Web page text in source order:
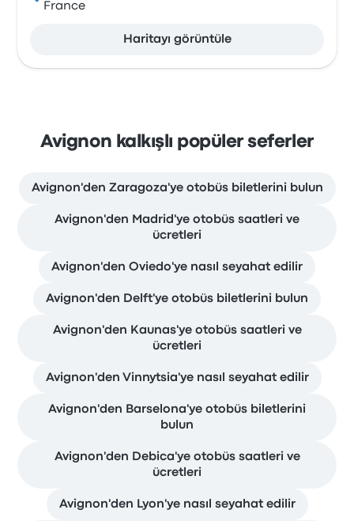
France
Haritayı görüntüle
Avignon kalkışlı popüler seferler
Avignon'den Zaragoza'ye otobüs biletlerini bulun
Avignon'den Madrid'ye otobüs saatleri ve
ücretleri
Avignon'den Oviedo'ye nasıl seyahat edilir
Avignon'den Delft'ye otobüs biletlerini bulun
Avignon'den Kaunas'ye otobüs saatleri ve
ücretleri
Avignon'den Vinnytsia'ye nasıl seyahat edilir
Avignon'den Barselona'ye otobüs biletlerini
bulun
Avignon'den Debica'ye otobüs saatleri ve
ücretleri
Avignon'den Lyon'ye nasıl seyahat edilir